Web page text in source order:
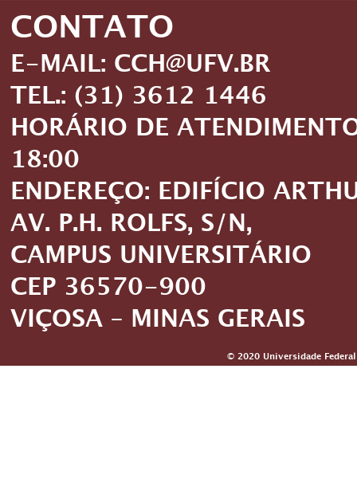
CONTATO
E-MAIL: CCH@UFV.BR
TEL.: (31) 3612 1446
HORÁRIO DE
18:00
ENDEREÇO: EDIFÍCIO
AV. P.H. ROLFS, S/N,
CAMPUS UNIVERSITÁRIO
CEP 36570-900
VIÇOSA – MINAS GERAIS
© 2020 Universidade